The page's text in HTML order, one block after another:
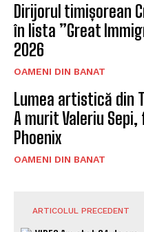
Dirijorul timișorean
în lista ”Great
2026
OAMENI DIN BANAT
Lumea artistică din
A murit Valeriu
Phoenix
OAMENI DIN BANAT
ARTICOLUL PRECEDENT